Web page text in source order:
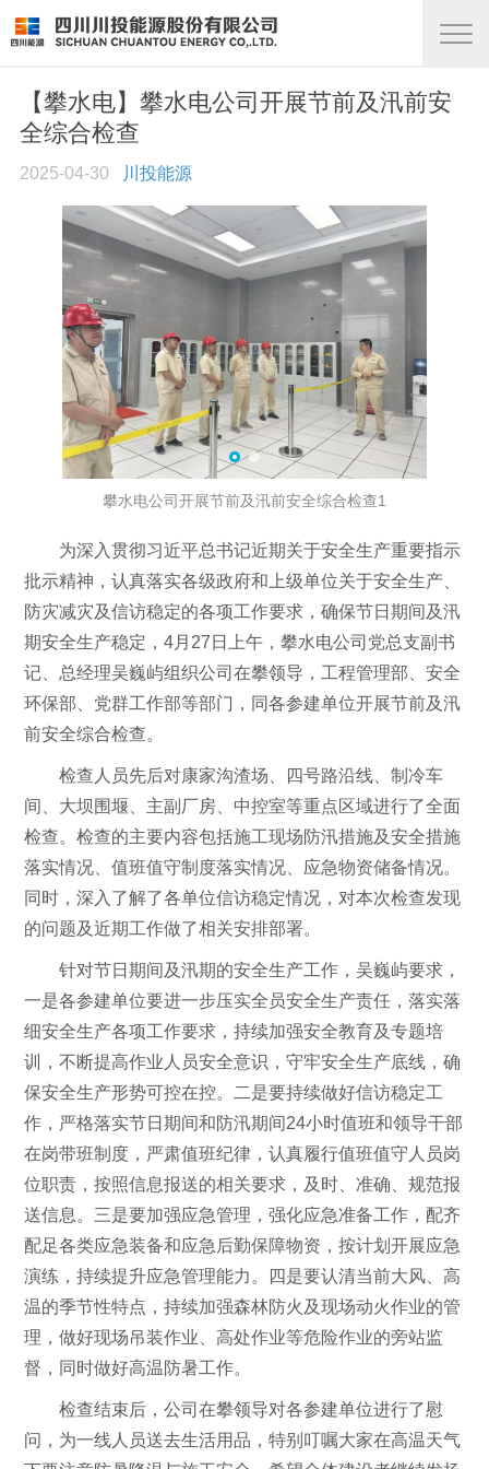
【攀水电】攀水电公司开展节前及汛前安
全综合检查
2025-04-30 川投能源
攀水电公司开展节前及汛前安全综合检查1
为深入贯彻习近平总书记近期关于安全生产重要指示
批示精神，认真落实各级政府和上级单位关于安全生产、
防灾减灾及信访稳定的各项工作要求，确保节日期间及汛
期安全生产稳定，4月27日上午，攀水电公司党总支副书
记、总经理吴巍屿组织公司在攀领导，工程管理部、安全
环保部、党群工作部等部门，同各参建单位开展节前及汛
前安全综合检查。
检查人员先后对康家沟渣场、四号路沿线、制冷车
间、大坝围堰、主副厂房、中控室等重点区域进行了全面
检查。检查的主要内容包括施工现场防汛措施及安全措施
落实情况、值班值守制度落实情况、应急物资储备情况。
同时，深入了解了各单位信访稳定情况，对本次检查发现
的问题及近期工作做了相关安排部署。
针对节日期间及汛期的安全生产工作，吴巍屿要求，
一是各参建单位要进一步压实全员安全生产责任，落实落
细安全生产各项工作要求，持续加强安全教育及专题培
训，不断提高作业人员安全意识，守牢安全生产底线，确
保安全生产形势可控在控。二是要持续做好信访稳定工
作，严格落实节日期间和防汛期间24小时值班和领导干部
在岗带班制度，严肃值班纪律，认真履行值班值守人员岗
位职责，按照信息报送的相关要求，及时、准确、规范报
送信息。三是要加强应急管理，强化应急准备工作，配齐
配足各类应急装备和应急后勤保障物资，按计划开展应急
演练，持续提升应急管理能力。四是要认清当前大风、高
温的季节性特点，持续加强森林防火及现场动火作业的管
理，做好现场吊装作业、高处作业等危险作业的旁站监
督，同时做好高温防暑工作。
检查结束后，公司在攀领导对各参建单位进行了慰
问，为一线人员送去生活用品，特别叮嘱大家在高温天气